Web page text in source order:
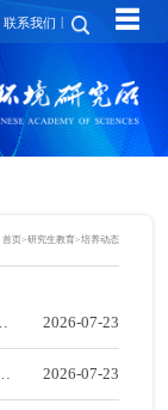
联系我们 | ☰
首页>研究生教育>培养动态
2026-07-23
2026-07-23